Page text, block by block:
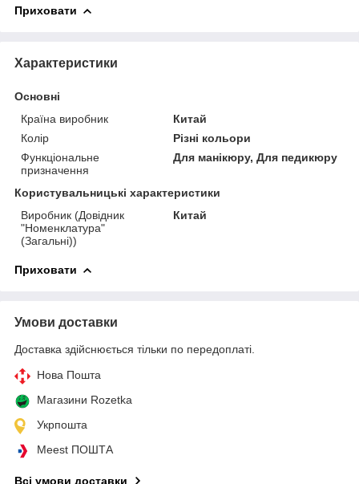
Приховати
Характеристики
Основні
Країна виробник
Китай
Колір
Різні кольори
Функціональне
призначення
Для манікюру, Для педикюру
Користувальницькі характеристики
Виробник (Довідник
"Номенклатура"
(Загальні))
Китай
Приховати
Умови доставки
Доставка здійснюється тільки по передоплаті.
Нова Пошта
Магазини Rozetka
Укрпошта
Meest ПОШТА
Всі умови доставки